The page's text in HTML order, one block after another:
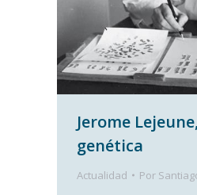
Jerome
genética
Actualidad Por